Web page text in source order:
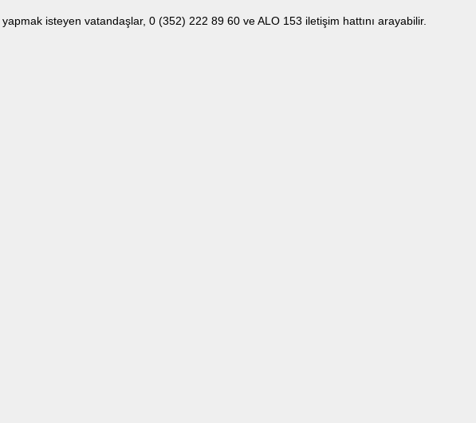
isteyen vatandaşlar, 0 (352) 222 89 60 ve ALO 153 iletişim hattını arayabilir.